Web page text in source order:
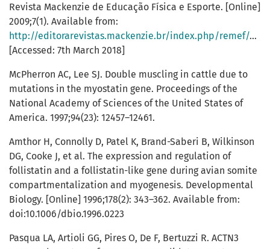
Revista Mackenzie de Educação Física e Esporte. [Online]
2009;7(1). Available from:
http://editorarevistas.mackenzie.br/index.php/remef/article/view/1238
[Accessed: 7th March 2018]
McPherron AC, Lee SJ. Double muscling in cattle due to
mutations in the myostatin gene. Proceedings of the
National Academy of Sciences of the United States of
America. 1997;94(23): 12457–12461.
Amthor H, Connolly D, Patel K, Brand-Saberi B, Wilkinson
DG, Cooke J, et al. The expression and regulation of
follistatin and a follistatin-like gene during avian somite
compartmentalization and myogenesis. Developmental
Biology. [Online] 1996;178(2): 343–362. Available from:
doi:10.1006/dbio.1996.0223
Pasqua LA, Artioli GG, Pires O, De F, Bertuzzi R. ACTN3